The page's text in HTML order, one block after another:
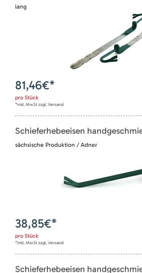
lang
81,46€*
pro Stück
*inkl. MwSt zzgl. Versand
Schieferhebeeisen
sächsische Produktion / Adner
38,85€*
pro Stück
*inkl. MwSt zzgl. Versand
Schieferhebeeisen